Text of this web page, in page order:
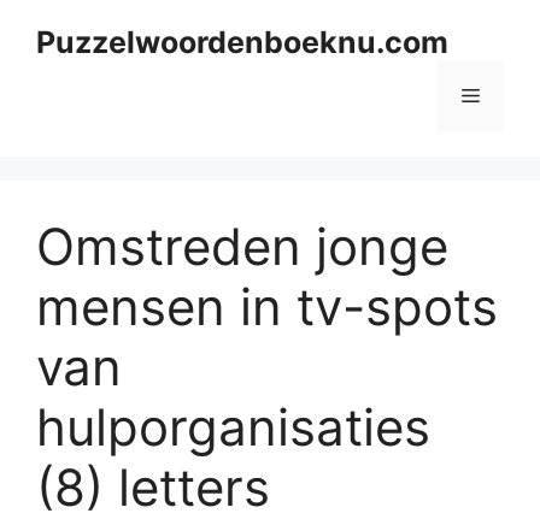
Puzzelwoordenboeknu.com
Menu
Omstreden jonge
mensen in tv-spots
van
hulporganisaties
(8) letters